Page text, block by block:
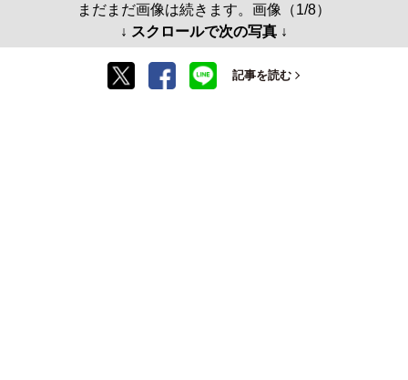
まだまだ画像は続きます。画像（1/8）
↓ スクロールで次の写真 ↓
記事を読む